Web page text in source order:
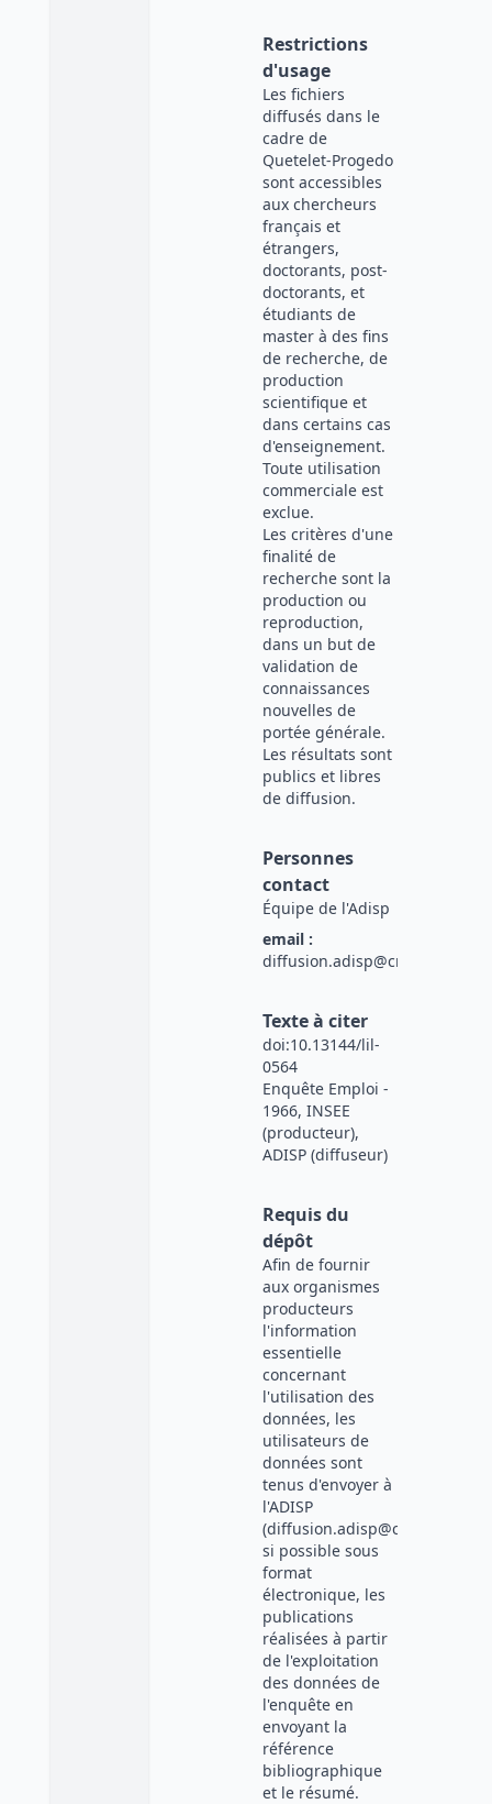
Restrictions
d'usage
Les fichiers
diffusés dans le
cadre de
Quetelet-Progedo
sont accessibles
aux chercheurs
français et
étrangers,
doctorants, post-
doctorants, et
étudiants de
master à des fins
de recherche, de
production
scientifique et
dans certains cas
d'enseignement.
Toute utilisation
commerciale est
exclue.
Les critères d'une
finalité de
recherche sont la
production ou
reproduction,
dans un but de
validation de
connaissances
nouvelles de
portée générale.
Les résultats sont
publics et libres
de diffusion.
Personnes
contact
Équipe de l'Adisp
email :
diffusion.adisp@cnrs.fr
Texte à citer
doi:10.13144/lil-
0564
Enquête Emploi -
1966, INSEE
(producteur),
ADISP (diffuseur)
Requis du
dépôt
Afin de fournir
aux organismes
producteurs
l'information
essentielle
concernant
l'utilisation des
données, les
utilisateurs de
données sont
tenus d'envoyer à
l'ADISP
(diffusion.adisp@cnrs.fr),
si possible sous
format
électronique, les
publications
réalisées à partir
de l'exploitation
des données de
l'enquête en
envoyant la
référence
bibliographique
et le résumé.